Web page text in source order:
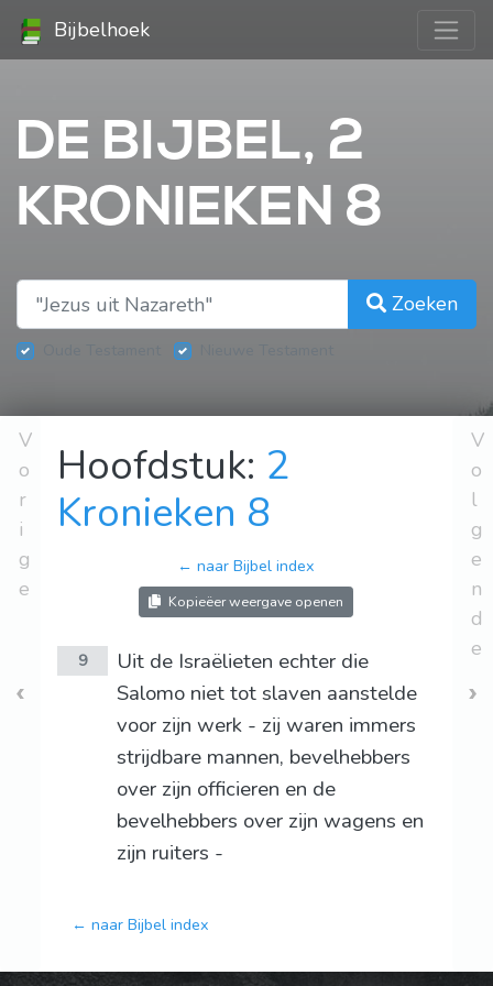
Bijbelhoek
DE BIJBEL, 2
KRONIEKEN 8
Zoeken
V
o
r
i
g
e
Hoofdstuk: 2
Kronieken 8
← naar Bijbel index
Kopieëer weergave openen
9
Uit de Israëlieten echter die
Salomo niet tot slaven aanstelde
voor zijn werk - zij waren immers
strijdbare mannen, bevelhebbers
over zijn officieren en de
bevelhebbers over zijn wagens en
zijn ruiters -
← naar Bijbel index
V
o
l
g
e
n
d
e